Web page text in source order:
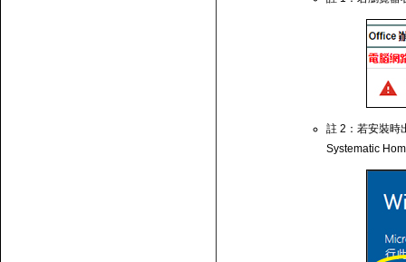
註 2：若安裝時
Systematic